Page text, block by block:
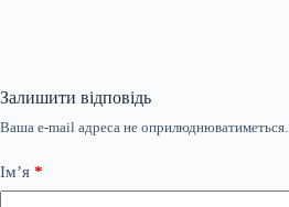
Залишити відповідь
Ваша e-mail адреса не оприлюднюватиметься.
Ім’я *